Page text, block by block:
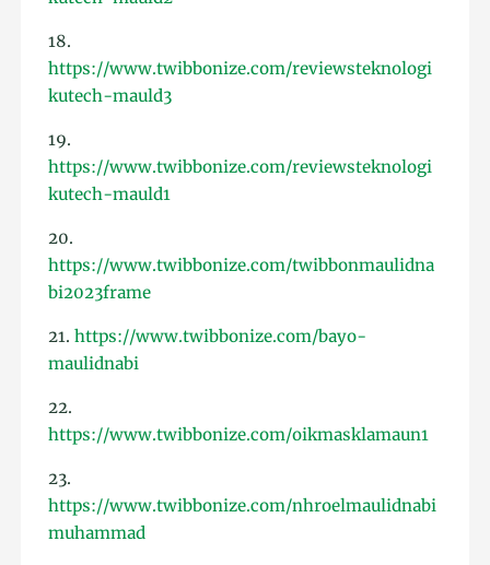
18.
https://www.twibbonize.com/reviewsteknologi
kutech-mauld3
19.
https://www.twibbonize.com/reviewsteknologi
kutech-mauld1
20.
https://www.twibbonize.com/twibbonmaulidna
bi2023frame
21.https://www.twibbonize.com/bayo-
maulidnabi
22.
https://www.twibbonize.com/oikmasklamaun1
23.
https://www.twibbonize.com/nhroelmaulidnabi
muhammad